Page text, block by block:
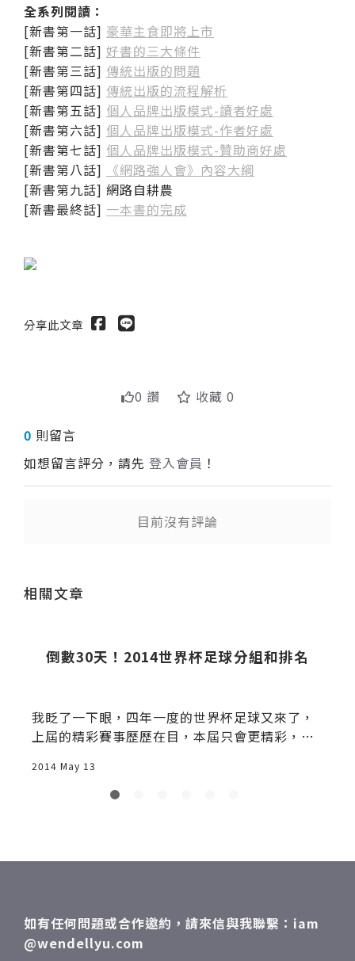
全系列閱讀：
[新書第一話] 豪華主食即將上市
[新書第二話] 好書的三大條件
[新書第三話] 傳統出版的問題
[新書第四話] 傳統出版的流程解析
[新書第五話] 個人品牌出版模式-讀者好處
[新書第六話] 個人品牌出版模式-作者好處
[新書第七話] 個人品牌出版模式-贊助商好處
[新書第八話]
《網路強人會》內容大綱
[新書第九話] 網路自耕農
[新書最終話] 一本書的完成
分享此文章
0 讚 收藏 0
0 則留言
如想留言評分，請先 登入會員 ！
目前沒有評論
相關文章
倒數30天！2014世界杯足球分組和排名
我眨了一下眼，四年一度的世界杯足球又來了，
上屆的精彩賽事歷歷在目，本屆只會更精彩，因
古巴打棒球那樣的強。很多人都是「四年球
迷」，意思是平常沒在看，世界杯卻比誰都瘋，
可收拾，同樣是四年一次的奧運就比不上，哪個
賭客會對下注鉛球、單槓、或跆拳道有興趣啊？
2014 May 13
如有任何問題或合作邀約，請來信與我聯繫：iam
@wendellyu.com